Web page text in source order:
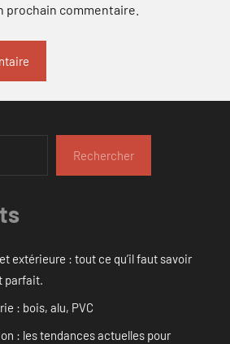
prochain commentaire.
Rechercher
extérieure : tout ce qu’il faut savoir
parfait.
: bois, alu, PVC
: les tendances actuelles pour